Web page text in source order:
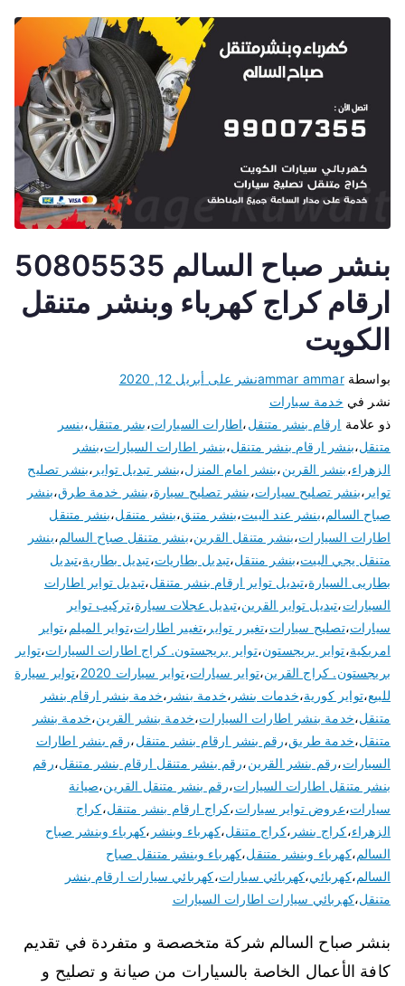
بنشر صباح السالم 50805535
ارقام كراج كهرباء وبنشر متنقل
الكويت
بواسطةammar ammarنشر على أبريل 12, 2020
نشر في خدمة سيارات
ذو علامة ارقام بنشر متنقل،اطارات السيارات،بشر متنقل،بنسر
متنقل،بنشر ارقام بنشر متنقل،بنشر اطارات السيارات،بنشر
الزهراء،بنشر القرين،بنشر امام المنزل،بنشر تبديل تواير ،بنشر تصليح
تواير ،بنشر تصليح سيارات،بنشر تصليح سيارة،بنشر خدمة طرق،بنشر
صباح السالم،بنشر عند البيت،بنشر متنق،بنشر متنقل،بنشر متنقل
اطارات السيارات،بنشر متنقل القرين،بنشر متنقل صباح السالم،بنشر
متنقل يجي البيت،بنشر منتقل،تبديل بطاريات،تبديل بطارية،تبديل
بطاريى السيارة،تبديل تواير ارقام بنشر متنقل،تبديل تواير اطارات
السيارات،تبديل تواير القرين،تبديل عجلات سيارة،تركيب تواير
سيارات،تصليح سيارات،تغيرر تواير ،تغيير اطارات،تواير الميلم،تواير
امريكية،تواير بريجستون،تواير بريجستون. كراج اطارات السيارات،تواير
بريجستون. كراج القرين،تواير سيارات،تواير سيارات 2020 ،تواير سيارة
للبيع،تواير كورية،خدمات بنشر ،خدمة بنشر ،خدمة بنشر ارقام بنشر
متنقل،خدمة بنشر اطارات السيارات،خدمة بنشر القرين،خدمة بنشر
متنقل،خدمة طريق،رقم بنشر ارقام بنشر متنقل،رقم بنشر اطارات
السيارات،رقم بنشر القرين،رقم بنشر متنقل ارقام بنشر متنقل،رقم
بنشر متنقل اطارات السيارات،رقم بنشر متنقل القرين،صيانة
سيارات،عروض تواير سيارات،كراج ارقام بنشر متنقل،كراج
الزهراء،كراج بنشر ،كراج متنقل،كهرباء وبنشر ،كهرباء وبنشر صباح
السالم،كهرباء وبنشر متنقل،كهرباء وبنشر متنقل صباح
السالم،كهربائي،كهربائي سيارات،كهربائي سيارات ارقام بنشر
متنقل،كهربائي سيارات اطارات السيارات
بنشر صباح السالم شركة متخصصة و متفردة في تقديم
كافة الأعمال الخاصة بالسيارات من صيانة و تصليح و